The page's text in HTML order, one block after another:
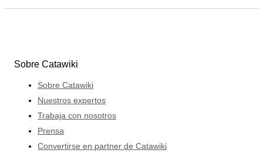
Sobre Catawiki
Sobre Catawiki
Nuestros expertos
Trabaja con nosotros
Prensa
Convertirse en partner de Catawiki